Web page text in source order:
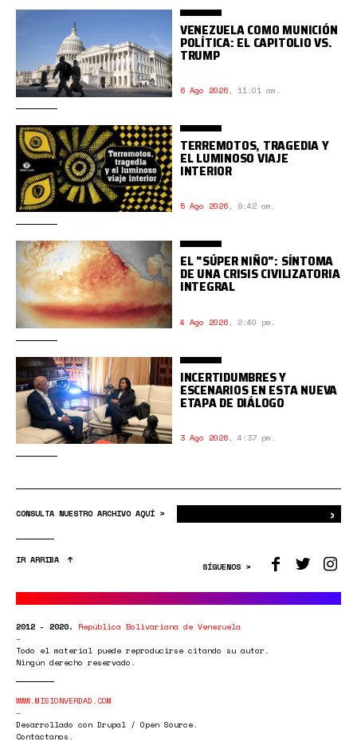
VENEZUELA COMO MUNICIÓN
POLÍTICA: EL CAPITOLIO VS.
TRUMP
6 Ago 2026, 11:01 am.
TERREMOTOS, TRAGEDIA Y
EL LUMINOSO VIAJE
INTERIOR
5 Ago 2026, 9:42 am.
EL "SÚPER NIÑO": SÍNTOMA
DE UNA CRISIS CIVILIZATORIA
INTEGRAL
4 Ago 2026, 2:40 pm.
INCERTIDUMBRES Y
ESCENARIOS EN ESTA NUEVA
ETAPA DE DIÁLOGO
3 Ago 2026, 4:37 pm.
CONSULTA NUESTRO ARCHIVO AQUÍ > ›
IR ARRIBA
SÍGUENOS >
2012 - 2020. República Bolivariana de Venezuela
Todo el material puede reproducirse citando su autor.
Ningún derecho reservado.
WWW.MISIONVERDAD.COM
Desarrollado con Drupal / Open Source.
Contáctanos.